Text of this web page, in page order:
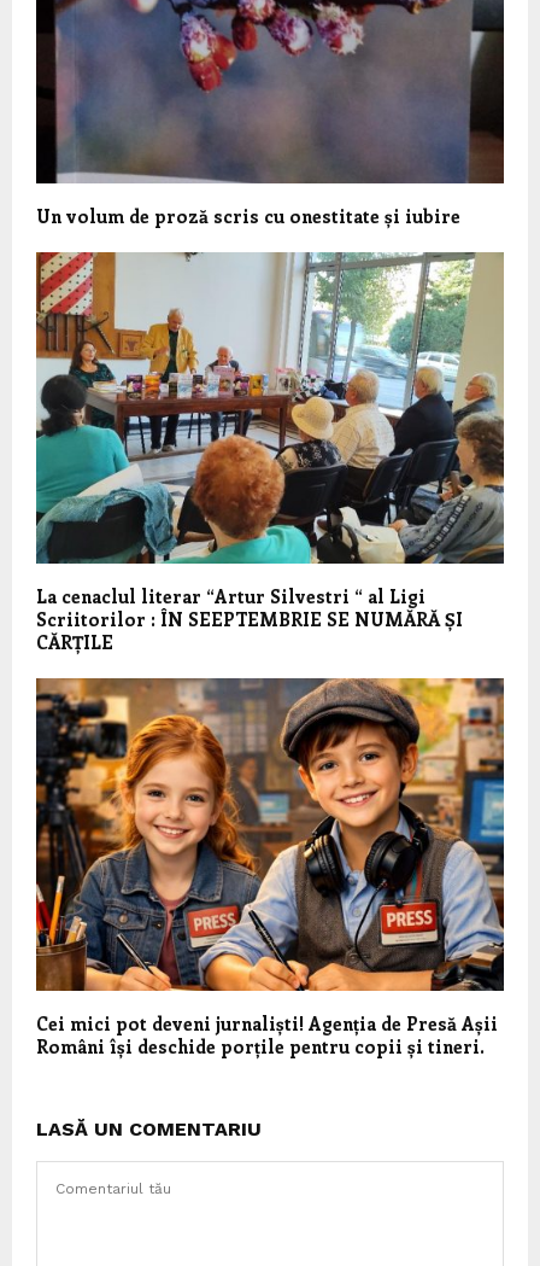
Un volum de proză scris cu onestitate și iubire
La cenaclul literar “Artur Silvestri “ al Ligi
Scriitorilor : ÎN SEEPTEMBRIE SE NUMĂRĂ ȘI
CĂRȚILE
Cei mici pot deveni jurnaliști! Agenția de Presă Așii
Români își deschide porțile pentru copii și tineri.
LASĂ UN COMENTARIU